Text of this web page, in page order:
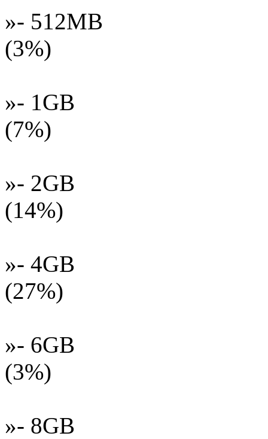
»- 512MB
(3%)
»- 1GB
(7%)
»- 2GB
(14%)
»- 4GB
(27%)
»- 6GB
(3%)
»- 8GB